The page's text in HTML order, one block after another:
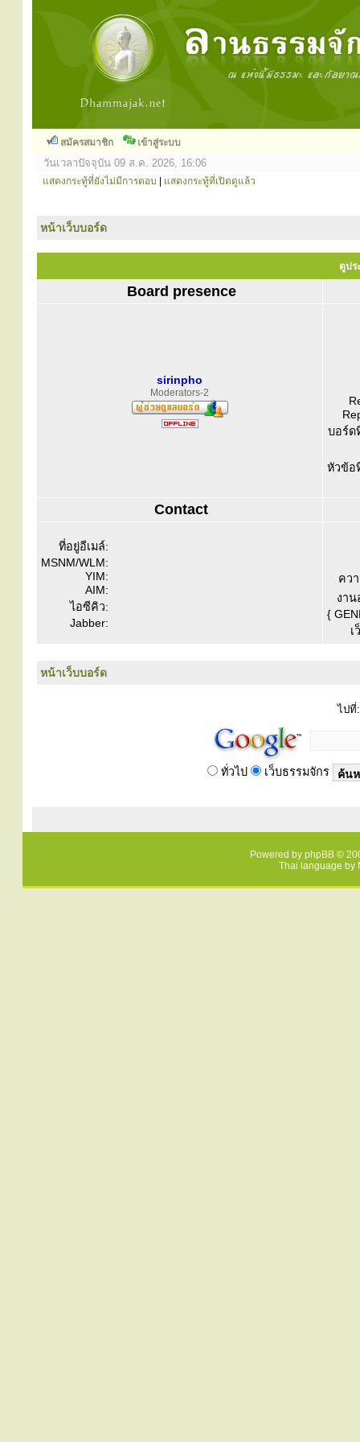
สมัครสมาชิก เข้าสู่ระบบ
วันเวลาปัจจุบัน 09 ส.ค. 2026, 16:06
แสดงกระทู้ที่ยังไม่มีการตอบ แสดงกระทู้ที่เปิดดูแล้ว
หน้าเว็บบอร์ด
ดูปร
Board presence
sirinpho
Moderators-2
บอร์ด
หัวข้อ
Contact
ที่อยู่อีเมล์:
MSNM/WLM:
YIM:
AIM:
ไอซีคิว:
Jabber:
คว
งาน
{
เ
หน้าเว็บบอร์ด
ไปที่:
ทั่วไป เว็บธรรมจักร
Powered by phpBB ©
Thai language by